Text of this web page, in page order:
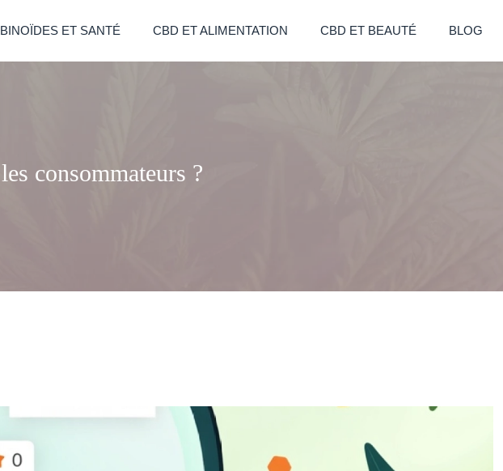
ET SANTÉ CBD ET ALIMENTATION CBD ET BEAUTÉ BLOG
consommateurs ?